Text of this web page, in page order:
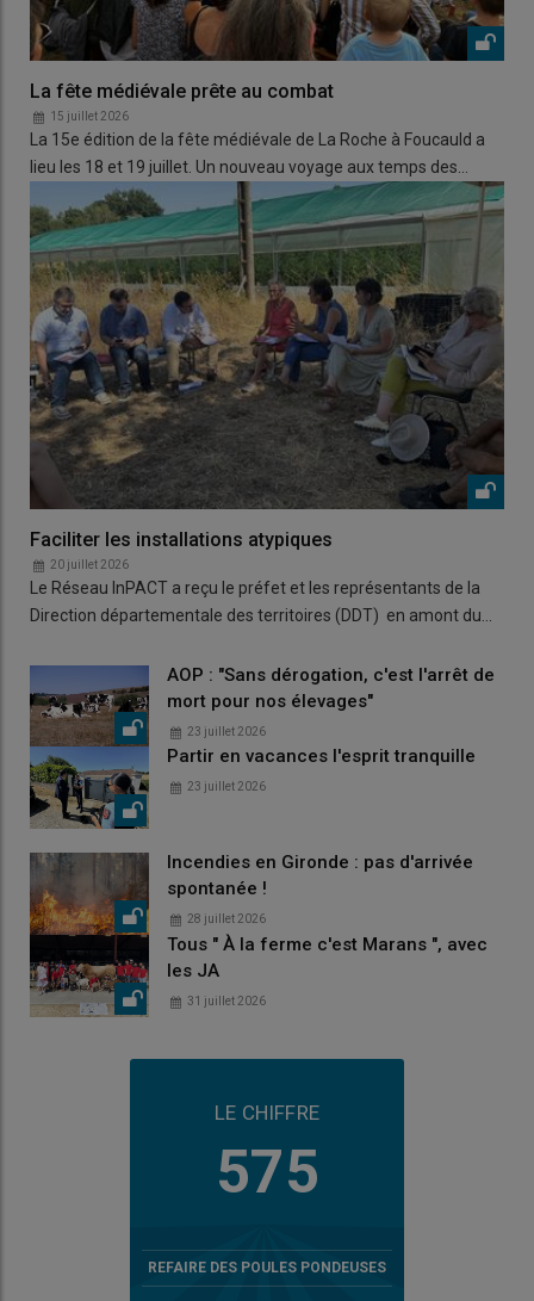
La fête médiévale prête au combat
15 juillet 2026
La 15e édition de la fête médiévale de La Roche à Foucauld a
lieu les 18 et 19 juillet. Un nouveau voyage aux temps des…
Faciliter les installations atypiques
20 juillet 2026
Le Réseau InPACT a reçu le préfet et les représentants de la
Direction départementale des territoires (DDT) en amont du…
AOP : "Sans dérogation, c'est l'arrêt de
mort pour nos élevages"
23 juillet 2026
Partir en vacances l'esprit tranquille
23 juillet 2026
Incendies en Gironde : pas d'arrivée
spontanée !
28 juillet 2026
Tous " À la ferme c'est Marans ", avec
les JA
31 juillet 2026
LE CHIFFRE
575
REFAIRE DES POULES PONDEUSES